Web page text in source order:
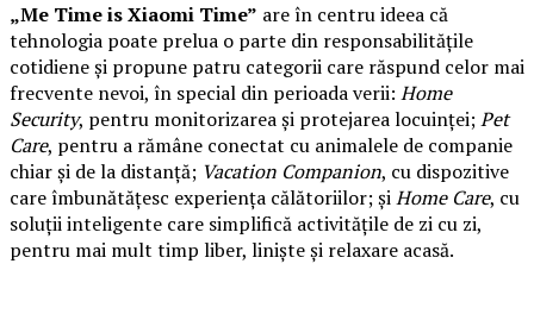
„Me Time is Xiaomi Time” are în centru ideea că
tehnologia poate prelua o parte din responsabilitățile
cotidiene și propune patru categorii care răspund celor mai
frecvente nevoi, în special din perioada verii: Home
Security, pentru monitorizarea și protejarea locuinței;Pet
Care, pentru a rămâne conectat cu animalele de companie
chiar și de la distanță; Vacation Companion, cu dispozitive
care îmbunătățesc experiența călătoriilor; șiHome Care, cu
soluții inteligente care simplifică activitățile de zi cu zi,
pentru mai mult timp liber, liniște și relaxare acasă.